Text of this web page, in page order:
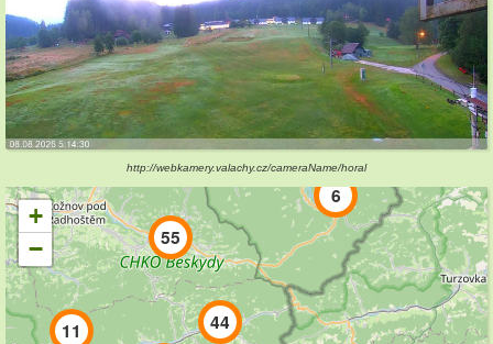
http://webkamery.valachy.cz/cameraName/horal
6
11
37
44
55
+
−